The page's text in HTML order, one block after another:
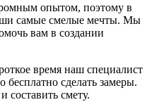
опытом, поэтому в
самые смелые мечты. Мы
вам в создании
время наш специалист
сделать замеры.
смету.